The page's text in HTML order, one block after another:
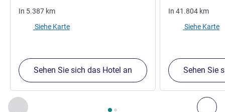
Zurück - Unsere anderen Etablissements in der Nähe
Seite , Unsere anderen Etablissements in der Nähe
In 5.387 km
Siehe Karte
Sehen Sie sich das Hotel an
In 41.804 km
Siehe Karte
Sehen Sie